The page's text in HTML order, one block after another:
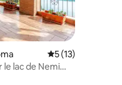
Note moyenne
5 (13)
le lac de Nemi